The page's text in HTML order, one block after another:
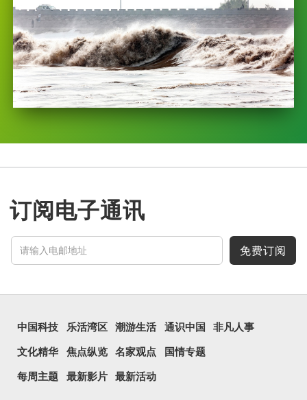
订阅电子通讯
免费订阅
中国科技 乐活湾区 潮游生活 通识中国 非凡人事
文化精华 焦点纵览 名家观点 国情专题
每周主题 最新影片 最新活动